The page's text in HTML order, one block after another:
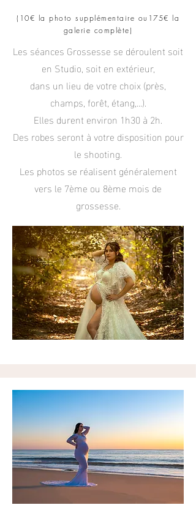
(10€ la photo supplémentaire ou 175€ la
galerie complète)
Les séances Grossesse se déroulent soit
en Studio, soit en extérieur,
dans un lieu de votre choix (près,
champs, forêt, étang,...).
Elles durent environ 1h30 à 2h.
Des robes seront à votre disposition pour
le shooting.
Les photos se réalisent généralement
vers le 7ème ou 8ème mois de
grossesse.